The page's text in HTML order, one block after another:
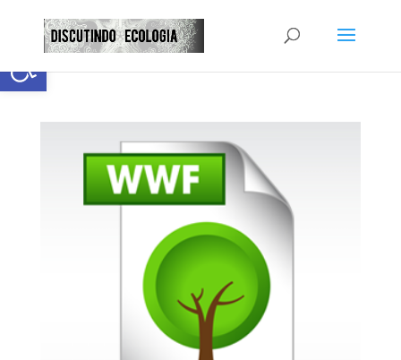
Abrir a barra de ferramentas